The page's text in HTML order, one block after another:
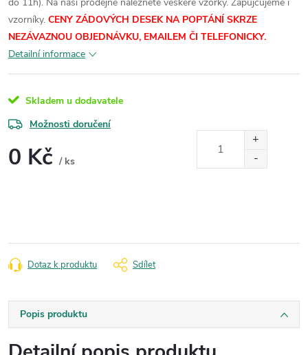
vzorníky. CENY ZÁDOVÝCH DESEK NA POPTÁNÍ SKRZE
NEZÁVAZNOU OBJEDNÁVKU, EMAILEM ČI TELEFONICKY.
Detailní informace
Skladem u dodavatele
Možnosti doručení
0 Kč / ks
Dotaz k produktu Sdílet
Popis produktu